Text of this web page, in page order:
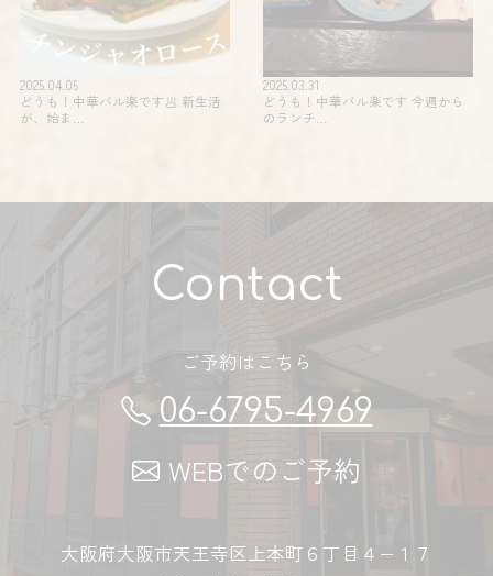
2025.04.05
どうも！中華バル楽です🥟 新生活
が、始ま…
2025.03.31
どうも！中華バル楽です 今週から
のランチ…
Contact
ご予約はこちら
06-6795-4969
WEBでのご予約
大阪府大阪市天王寺区上本町６丁目４−１７